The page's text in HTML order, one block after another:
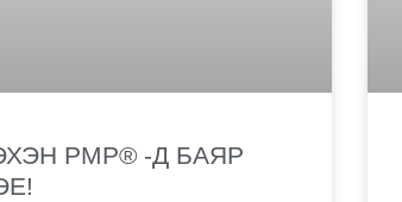
PMP® -Д БАЯР